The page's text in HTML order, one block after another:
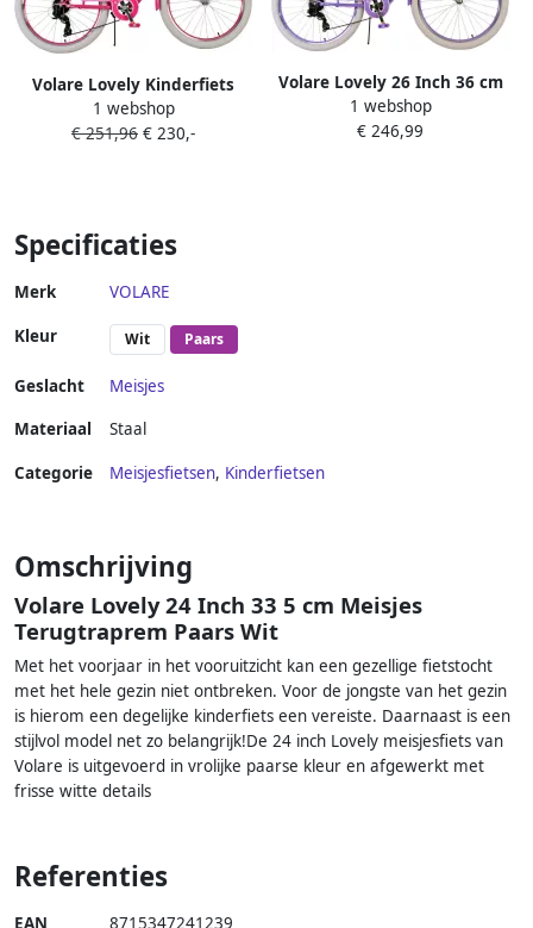
Volare Lovely Kinderfiets
Meisjes 24 inch Roze 7
Versnellingen
1 webshop
€ 251,96 € 230,-
Volare Lovely 26 Inch 36 cm
Meisjes 7V V Brakes Paars
Wit
1 webshop
€ 246,99
Specificaties
Merk VOLARE
Kleur Wit Paars
Geslacht
Meisjes
Materiaal
Staal
Categorie Meisjesfietsen, Kinderfietsen
Omschrijving
Volare Lovely 24 Inch 33 5 cm Meisjes
Terugtraprem Paars Wit
Met het voorjaar in het vooruitzicht kan een gezellige fietstocht
met het hele gezin niet ontbreken. Voor de jongste van het gezin
is hierom een degelijke kinderfiets een vereiste. Daarnaast is een
stijlvol model net zo belangrijk!De 24 inch Lovely meisjesfiets van
Volare is uitgevoerd in vrolijke paarse kleur en afgewerkt met
frisse witte details
Referenties